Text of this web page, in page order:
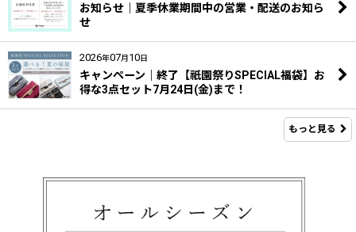
お知らせ｜夏季休業期間中の営業・配送のお知ら
せ
2026年07月 10日
キャンペーン｜終了【祇園祭りSPECIAL福袋】お
得な3点セット7月24日(金)まで！
もっと見る